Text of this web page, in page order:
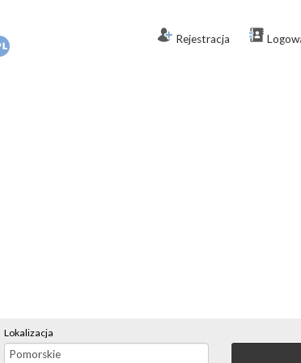
Rejestracja
Lokalizacja